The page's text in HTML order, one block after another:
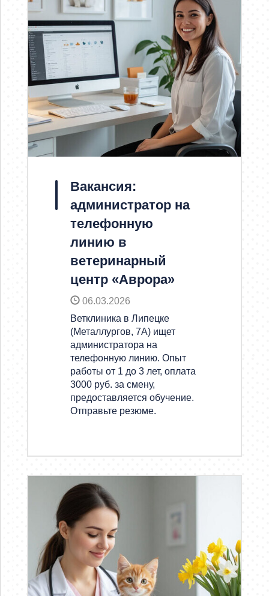
Вакансия:
администратор на
телефонную
линию в
ветеринарный
центр «Аврора»
06.03.2026
Ветклиника в Липецке
(Металлургов, 7А) ищет
администратора на
телефонную линию. Опыт
работы от 1 до 3 лет, оплата
3000 руб. за смену,
предоставляется обучение.
Отправьте резюме.